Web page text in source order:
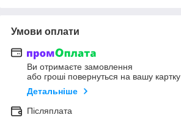
Умови оплати
Ви отримаєте замовлення
або гроші повернуться на вашу картку
Детальніше
Післяплата